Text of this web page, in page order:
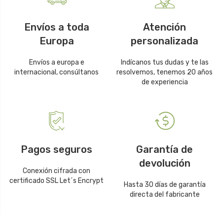
Envíos a toda
Europa
Envíos a europa e
internacional, consúltanos
Atención
personalizada
Indícanos tus dudas y te las
resolvemos, tenemos 20 años
de experiencia
Pagos seguros
Conexión cifrada con
certificado SSL Let´s Encrypt
Garantía de
devolución
Hasta 30 días de garantía
directa del fabricante